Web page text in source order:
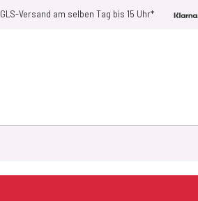
GLS-Versand am selben Tag bis 15 Uhr*